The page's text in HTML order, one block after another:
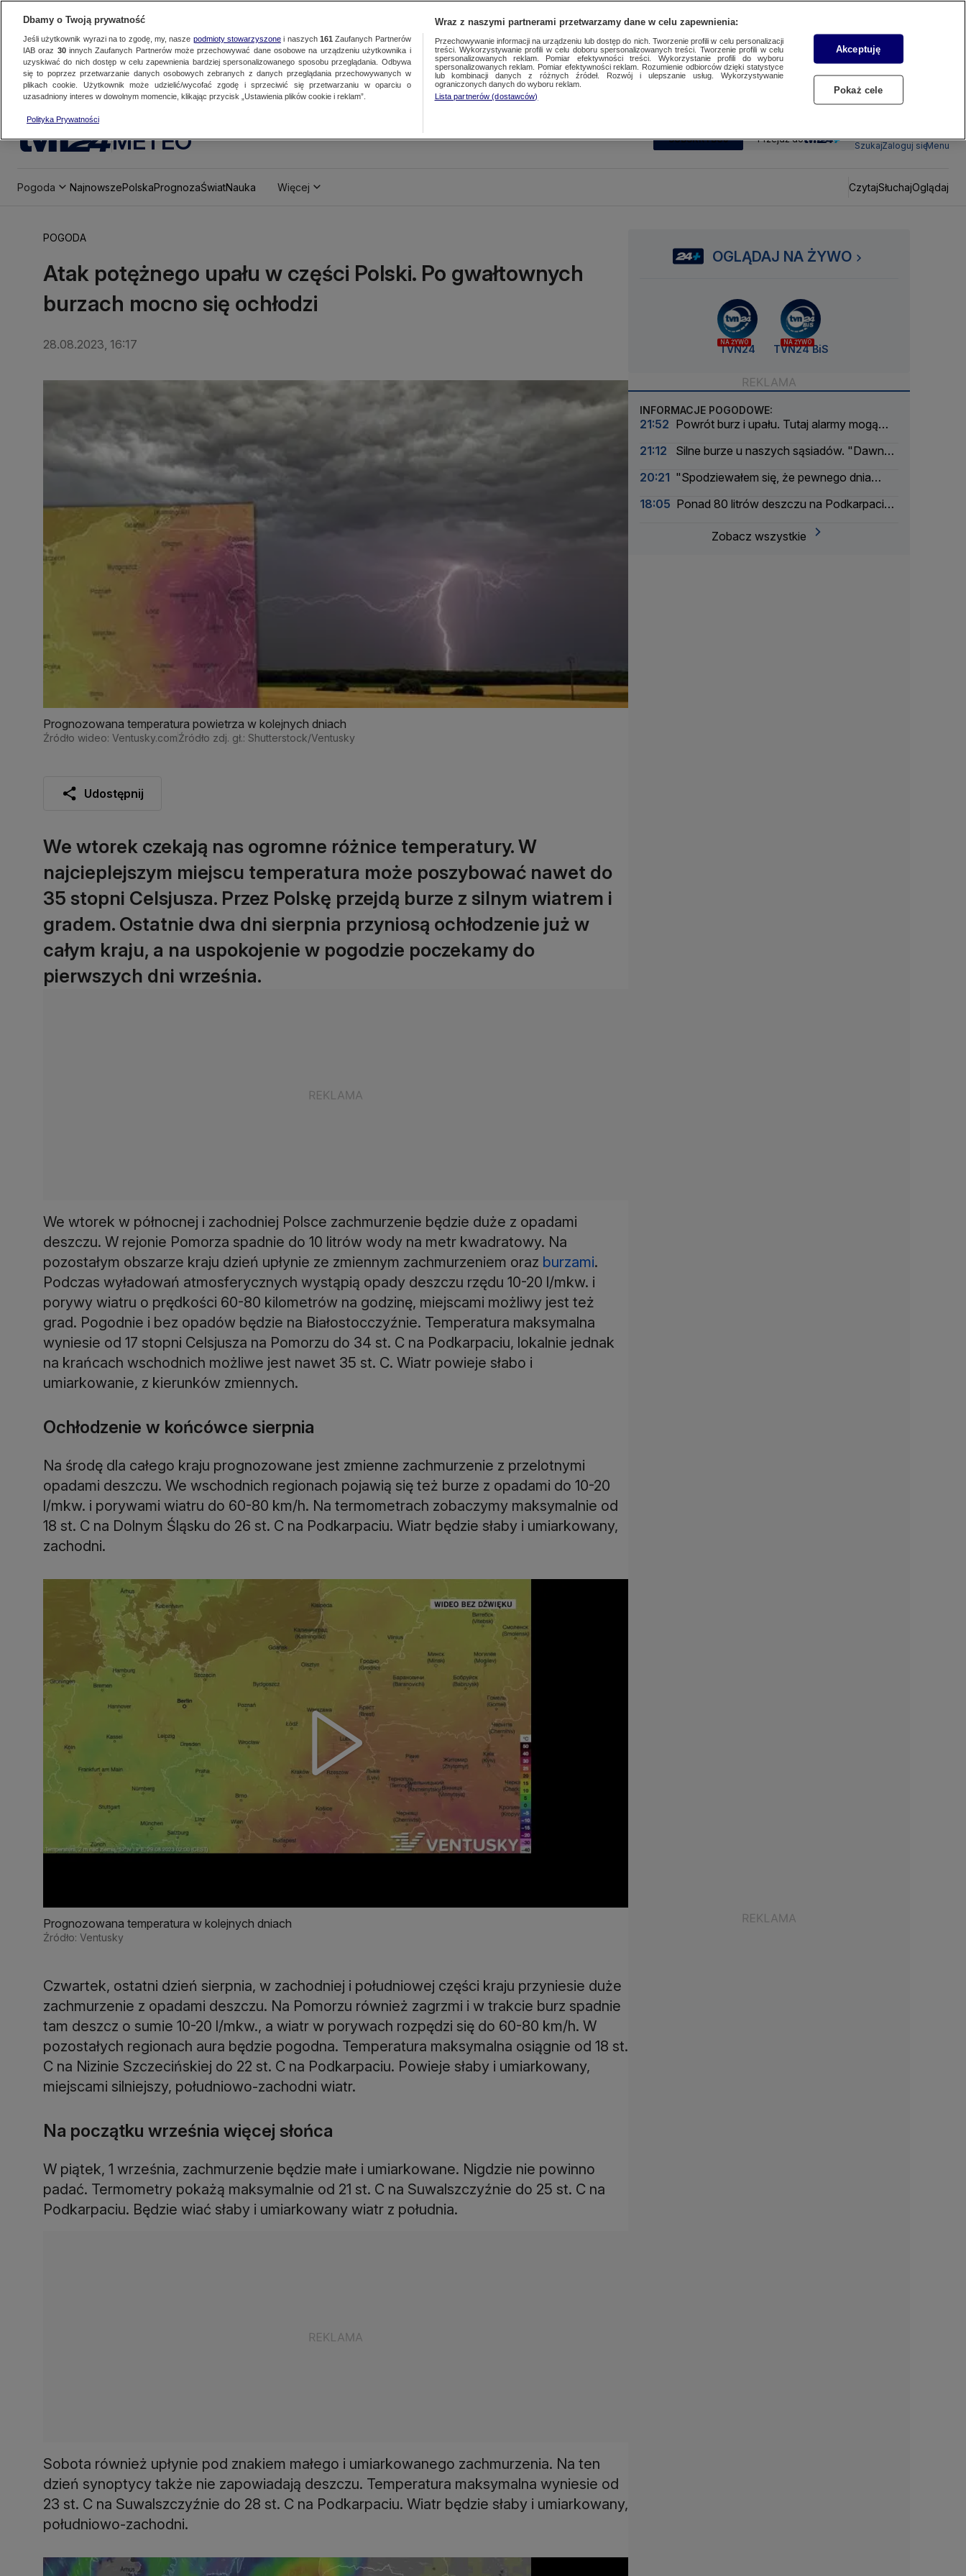
METEO SUBSKRYBUJ Przejdź do
SzukajZaloguj sięMenu
Pogoda NajnowszePolskaPrognozaŚwiatNauka Więcej CzytajSłuchajOglądaj
POGODA
Atak potężnego upału w części Polski. Po gwałtownych
burzach mocno się ochłodzi
28.08.2023, 16:17
Prognozowana temperatura powietrza w kolejnych dniach
Źródło wideo: Ventusky.comŹródło zdj. gł.: Shutterstock/Ventusky
Udostępnij
We wtorek czekają nas ogromne różnice temperatury. W
najcieplejszym miejscu temperatura może poszybować nawet do
35 stopni Celsjusza. Przez Polskę przejdą burze z silnym wiatrem i
gradem. Ostatnie dwa dni sierpnia przyniosą ochłodzenie już w
całym kraju, a na uspokojenie w pogodzie poczekamy do
pierwszych dni września.
We wtorek w północnej i zachodniej Polsce zachmurzenie będzie duże z opadami
deszczu. W rejonie Pomorza spadnie do 10 litrów wody na metr kwadratowy. Na
pozostałym obszarze kraju dzień upłynie ze zmiennym zachmurzeniem oraz burzami.
Podczas wyładowań atmosferycznych wystąpią opady deszczu rzędu 10-20 l/mkw. i
porywy wiatru o prędkości 60-80 kilometrów na godzinę, miejscami możliwy jest też
grad. Pogodnie i bez opadów będzie na Białostocczyźnie. Temperatura maksymalna
wyniesie od 17 stopni Celsjusza na Pomorzu do 34 st. C na Podkarpaciu, lokalnie jednak
na krańcach wschodnich możliwe jest nawet 35 st. C. Wiatr powieje słabo i
umiarkowanie, z kierunków zmiennych.
Ochłodzenie w końcówce sierpnia
Na środę dla całego kraju prognozowane jest zmienne zachmurzenie z przelotnymi
opadami deszczu. We wschodnich regionach pojawią się też burze z opadami do 10-20
l/mkw. i porywami wiatru do 60-80 km/h. Na termometrach zobaczymy maksymalnie od
18 st. C na Dolnym Śląsku do 26 st. C na Podkarpaciu. Wiatr będzie słaby i umiarkowany,
zachodni.
Prognozowana temperatura w kolejnych dniach
Źródło: Ventusky
Czwartek, ostatni dzień sierpnia, w zachodniej i południowej części kraju przyniesie duże
zachmurzenie z opadami deszczu. Na Pomorzu również zagrzmi i w trakcie burz spadnie
tam deszcz o sumie 10-20 l/mkw., a wiatr w porywach rozpędzi się do 60-80 km/h. W
pozostałych regionach aura będzie pogodna. Temperatura maksymalna osiągnie od 18 st.
C na Nizinie Szczecińskiej do 22 st. C na Podkarpaciu. Powieje słaby i umiarkowany,
miejscami silniejszy, południowo-zachodni wiatr.
Na początku września więcej słońca
W piątek, 1 września, zachmurzenie będzie małe i umiarkowane. Nigdzie nie powinno
padać. Termometry pokażą maksymalnie od 21 st. C na Suwalszczyźnie do 25 st. C na
Podkarpaciu. Będzie wiać słaby i umiarkowany wiatr z południa.
Sobota również upłynie pod znakiem małego i umiarkowanego zachmurzenia. Na ten
dzień synoptycy także nie zapowiadają deszczu. Temperatura maksymalna wyniesie od
23 st. C na Suwalszczyźnie do 28 st. C na Podkarpaciu. Wiatr będzie słaby i umiarkowany,
południowo-zachodni.
OGLĄDAJ NA ŻYWO
NA ŻYWO
TVN24
NA ŻYWO
TVN24 BiS
INFORMACJE POGODOWE:
21:52 Powrót burz i upału. Tutaj alarmy mogą
21:12
Silne burze u naszych sąsiadów. "Dawno
20:21 "Spodziewałem się, że pewnego dnia
18:05 Ponad 80 litrów deszczu na Podkarpaciu.
Zobacz wszystkie
Dbamy o Twoją prywatność
Jeśli użytkownik wyrazi na to zgodę, my, nasze podmioty stowarzyszonei naszych 161 Zaufanych Partnerów
IAB oraz 30innych Zaufanych Partnerów może przechowywać dane osobowe na urządzeniu użytkownika i
uzyskiwać do nich dostęp w celu zapewnienia bardziej spersonalizowanego sposobu przeglądania. Odbywa
się to poprzez przetwarzanie danych osobowych zebranych z danych przeglądania przechowywanych w
plikach cookie. Użytkownik może udzielić/wycofać zgodę i sprzeciwić się przetwarzaniu w oparciu o
uzasadniony interes w dowolnym momencie, klikając przycisk „Ustawienia plików cookie i reklam”.
Polityka Prywatności
Wraz z naszymi partnerami przetwarzamy dane w celu zapewnienia:
Przechowywanie informacji na urządzeniu lub dostęp do nich. Tworzenie profili w celu personalizacji
treści. Wykorzystywanie profili w celu doboru spersonalizowanych treści. Tworzenie profili w celu
spersonalizowanych reklam. Pomiar efektywności treści. Wykorzystanie profili do wyboru
spersonalizowanych reklam. Pomiar efektywności reklam. Rozumienie odbiorców dzięki statystyce
lub kombinacji danych z różnych źródeł. Rozwój i ulepszanie usług. Wykorzystywanie
ograniczonych danych do wyboru reklam.
Lista partnerów (dostawców)
Akceptuję
Pokaż cele